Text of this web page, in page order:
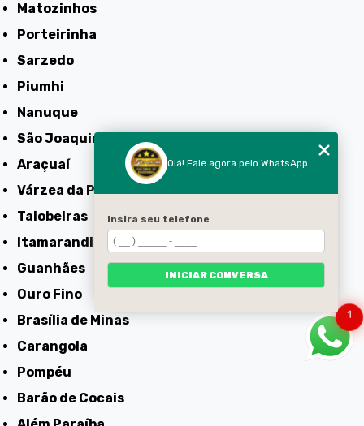
Matozinhos
Porteirinha
Sarzedo
Piumhi
Nanuque
São Joaquim de Bicas
Araçuaí
Várzea da Palma
Taiobeiras
Itamarandiba
Guanhães
Ouro Fino
Brasília de Minas
Carangola
Pompéu
Barão de Cocais
1
Olá! Fale agora pelo WhatsApp
Insira seu telefone
INICIAR CONVERSA